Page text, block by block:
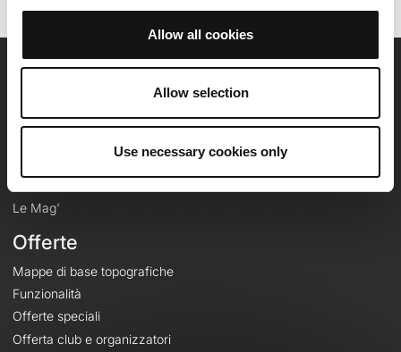
Allow all cookies
Allow selection
Use necessary cookies only
Team
Le Mag'
Offerte
Mappe di base topografiche
Funzionalità
Offerte speciali
Offerta club e organizzatori